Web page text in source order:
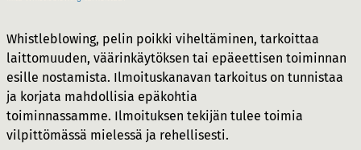
Whistleblowing, pelin poikki viheltäminen, tarkoittaa
laittomuuden, väärinkäytöksen tai epäeettisen toiminnan
esille nostamista. Ilmoituskanavan tarkoitus on tunnistaa
ja korjata mahdollisia epäkohtia
toiminnassamme. Ilmoituksen tekijän tulee toimia
vilpittömässä mielessä ja rehellisesti.